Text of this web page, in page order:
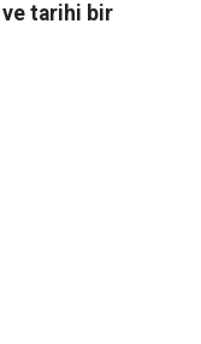
ve tarihi bir